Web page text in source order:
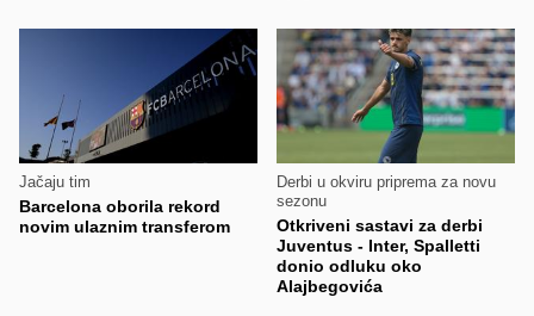
Jačaju tim
Barcelona oborila rekord
novim ulaznim transferom
Derbi u okviru priprema za novu
sezonu
Otkriveni sastavi za derbi
Juventus - Inter, Spalletti
donio odluku oko
Alajbegovića